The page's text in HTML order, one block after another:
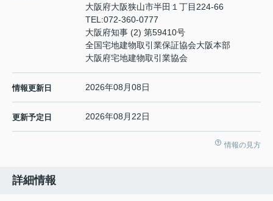
大阪府大阪狭山市半田１丁目224-66
TEL:072-360-0777
大阪府知事 (2) 第59410号
全国宅地建物取引業保証協会大阪本部
大阪府宅地建物取引業協会
情報更新日 2026年08月08日
更新予定日 2026年08月22日
情報の見方
詳細情報